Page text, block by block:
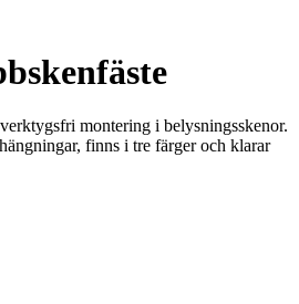
montering i belysningsskenor.
finns i tre färger och klarar